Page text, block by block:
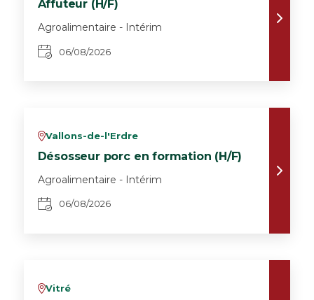
Affuteur (H/F)
Agroalimentaire - Intérim
06/08/2026
vVallons-de-l'Erdre
Désosseur porc en formation (H/F)
Agroalimentaire - Intérim
06/08/2026
vVitré